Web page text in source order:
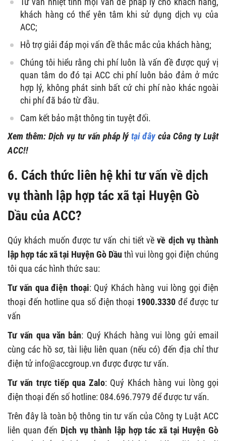
khách hàng có thể yên tâm khi sử dụng dịch vụ của
ACC;
Hỗ trợ giải đáp mọi vấn đề thắc mắc của khách hàng;
Chúng tôi hiểu rằng chi phí luôn là vấn đề được quý vị
quan tâm do đó tại ACC chi phí luôn bảo đảm ở mức
hợp lý, không phát sinh bất cứ chi phí nào khác ngoài
chi phí đã báo từ đầu.
Cam kết bảo mật thông tin tuyệt đối.
Xem thêm: Dịch vụ tư vấn pháp lý tại đây của Công ty Luật
ACC!!
6. Cách thức liên hệ khi tư vấn về dịch
vụ thành lập hợp tác xã tại Huyện Gò
Dầu của ACC?
Qúy khách muốn được tư vấn chi tiết vềvề dịch vụ thành
lập hợp tác xã tại Huyện Gò Dầu thì vui lòng gọi điện chúng
tôi qua các hình thức sau:
Tư vấn qua điện thoại: Quý Khách hàng vui lòng gọi điện
thoại đến hotline qua số điện thoại 1900.3330 để được tư
vấn
Tư vấn qua văn bản: Quý Khách hàng vui lòng gửi email
cùng các hồ sơ, tài liệu liên quan (nếu có) đến địa chỉ thư
điện tử info@accgroup.vn được được tư vấn.
Tư vấn trực tiếp qua Zalo: Quý Khách hàng vui lòng gọi
điện thoại đến số hotline: 084.696.7979 để được tư vấn.
Trên đây là toàn bộ thông tin tư vấn của Công ty Luật ACC
liên quan đến Dịch vụ thành lập hợp tác xã tại Huyện Gò